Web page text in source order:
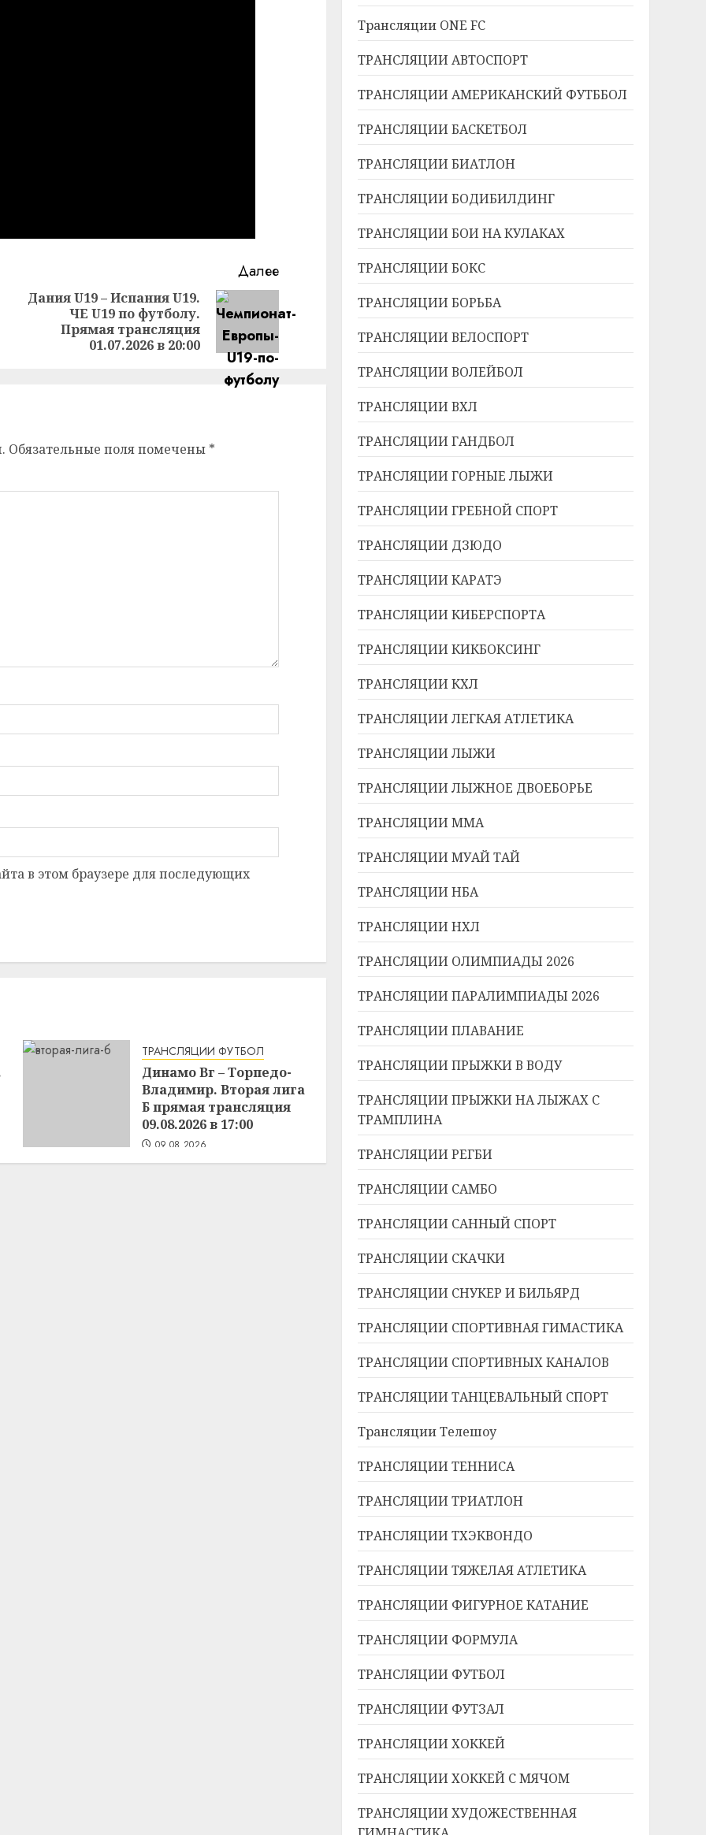
Предыдущая
запись:
Далее
Следующая
запись:
Дания U19 – Испания U19.
ЧЕ U19 по футболу.
Прямая трансляция
01.07.2026 в 20:00
Обязательные поля помечены *
в этом браузере для последующих
ТРАНСЛЯЦИИ ФУТБОЛ
Динамо Вг – Торпедо-
Владимир. Вторая лига
Б прямая трансляция
09.08.2026 в 17:00
09.08.2026
Трансляции ONE FC
ТРАНСЛЯЦИИ АВТОСПОРТ
ТРАНСЛЯЦИИ АМЕРИКАНСКИЙ ФУТББОЛ
ТРАНСЛЯЦИИ БАСКЕТБОЛ
ТРАНСЛЯЦИИ БИАТЛОН
ТРАНСЛЯЦИИ БОДИБИЛДИНГ
ТРАНСЛЯЦИИ БОИ НА КУЛАКАХ
ТРАНСЛЯЦИИ БОКС
ТРАНСЛЯЦИИ БОРЬБА
ТРАНСЛЯЦИИ ВЕЛОСПОРТ
ТРАНСЛЯЦИИ ВОЛЕЙБОЛ
ТРАНСЛЯЦИИ ВХЛ
ТРАНСЛЯЦИИ ГАНДБОЛ
ТРАНСЛЯЦИИ ГОРНЫЕ ЛЫЖИ
ТРАНСЛЯЦИИ ГРЕБНОЙ СПОРТ
ТРАНСЛЯЦИИ ДЗЮДО
ТРАНСЛЯЦИИ КАРАТЭ
ТРАНСЛЯЦИИ КИБЕРСПОРТА
ТРАНСЛЯЦИИ КИКБОКСИНГ
ТРАНСЛЯЦИИ КХЛ
ТРАНСЛЯЦИИ ЛЕГКАЯ АТЛЕТИКА
ТРАНСЛЯЦИИ ЛЫЖИ
ТРАНСЛЯЦИИ ЛЫЖНОЕ ДВОЕБОРЬЕ
ТРАНСЛЯЦИИ ММА
ТРАНСЛЯЦИИ МУАЙ ТАЙ
ТРАНСЛЯЦИИ НБА
ТРАНСЛЯЦИИ НХЛ
ТРАНСЛЯЦИИ ОЛИМПИАДЫ 2026
ТРАНСЛЯЦИИ ПАРАЛИМПИАДЫ 2026
ТРАНСЛЯЦИИ ПЛАВАНИЕ
ТРАНСЛЯЦИИ ПРЫЖКИ В ВОДУ
ТРАНСЛЯЦИИ ПРЫЖКИ НА ЛЫЖАХ С
ТРАМПЛИНА
ТРАНСЛЯЦИИ РЕГБИ
ТРАНСЛЯЦИИ САМБО
ТРАНСЛЯЦИИ САННЫЙ СПОРТ
ТРАНСЛЯЦИИ СКАЧКИ
ТРАНСЛЯЦИИ СНУКЕР И БИЛЬЯРД
ТРАНСЛЯЦИИ СПОРТИВНАЯ ГИМАСТИКА
ТРАНСЛЯЦИИ СПОРТИВНЫХ КАНАЛОВ
ТРАНСЛЯЦИИ ТАНЦЕВАЛЬНЫЙ СПОРТ
Трансляции Телешоу
ТРАНСЛЯЦИИ ТЕННИСА
ТРАНСЛЯЦИИ ТРИАТЛОН
ТРАНСЛЯЦИИ ТХЭКВОНДО
ТРАНСЛЯЦИИ ТЯЖЕЛАЯ АТЛЕТИКА
ТРАНСЛЯЦИИ ФИГУРНОЕ КАТАНИЕ
ТРАНСЛЯЦИИ ФОРМУЛА
ТРАНСЛЯЦИИ ФУТБОЛ
ТРАНСЛЯЦИИ ФУТЗАЛ
ТРАНСЛЯЦИИ ХОККЕЙ
ТРАНСЛЯЦИИ ХОККЕЙ С МЯЧОМ
ТРАНСЛЯЦИИ ХУДОЖЕСТВЕННАЯ